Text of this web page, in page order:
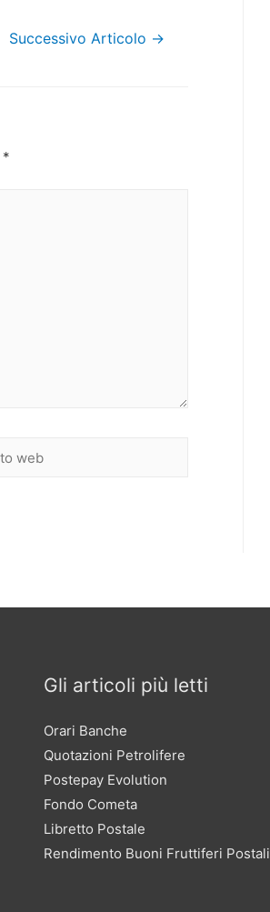
Successivo Articolo →
*
Gli articoli più letti
Orari Banche
Quotazioni Petrolifere
Postepay Evolution
Fondo Cometa
Libretto Postale
Rendimento Buoni Fruttiferi Postali